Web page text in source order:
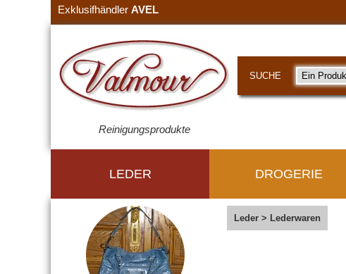
Exklusifhändler AVEL
Reinigungsprodukte
SUCHE
LEDER DROGERIE
Leder > Lederwaren